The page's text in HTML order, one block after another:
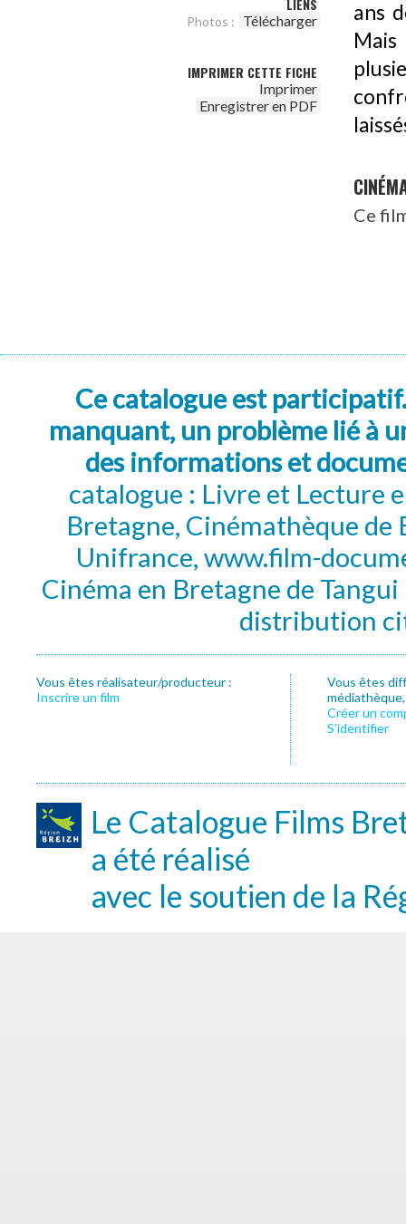
LIENS
Photos : Télécharger
IMPRIMER CETTE FICHE
Imprimer
Enregistrer en PDF
ans
Ce
Ce catalogue est
manquant, un problème lié à
des informations et
catalogue : Livre et Lecture
Bretagne, Cinémathèque de
Unifrance, www.film-
Cinéma en Bretagne de
distribution
Vous êtes réalisateur/producteur :
Inscrire un film
Vous êtes
Créer un
S’identifier
Le Catalogue Films
a été réalisé
avec le soutien de la